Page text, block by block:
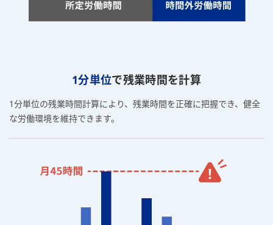
1分単位で残業時間を計算
1分単位の残業時間計算により、残業時間を正確に把握でき、健全
な労働環境を維持できます。